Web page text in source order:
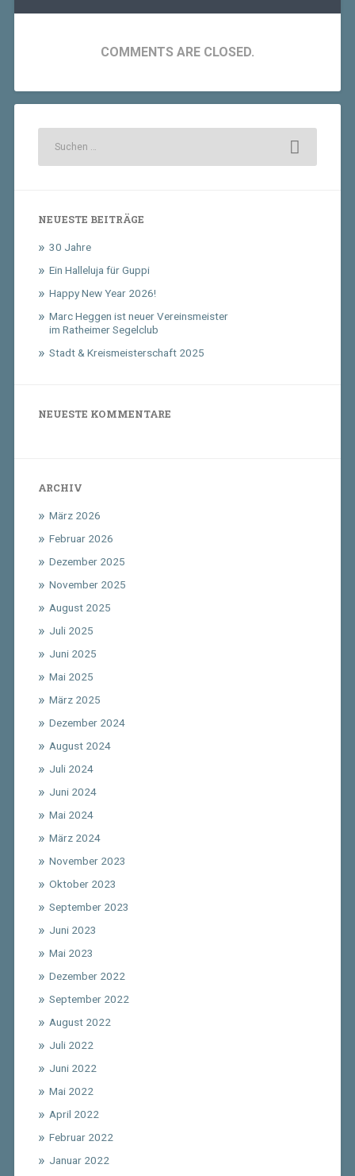
COMMENTS ARE CLOSED.
NEUESTE BEITRÄGE
30 Jahre
Ein Halleluja für Guppi
Happy New Year 2026!
Marc Heggen ist neuer Vereinsmeister
im Ratheimer Segelclub
Stadt & Kreismeisterschaft 2025
NEUESTE KOMMENTARE
ARCHIV
März 2026
Februar 2026
Dezember 2025
November 2025
August 2025
Juli 2025
Juni 2025
Mai 2025
März 2025
Dezember 2024
August 2024
Juli 2024
Juni 2024
Mai 2024
März 2024
November 2023
Oktober 2023
September 2023
Juni 2023
Mai 2023
Dezember 2022
September 2022
August 2022
Juli 2022
Juni 2022
Mai 2022
April 2022
Februar 2022
Januar 2022